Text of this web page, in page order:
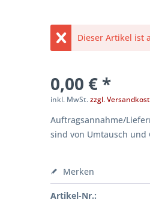
Dieser Artikel ist
0,00 € *
inkl. MwSt.zzgl.
Auftragsannahme/
sind von Umtausch und
Merken
Artikel-Nr.: